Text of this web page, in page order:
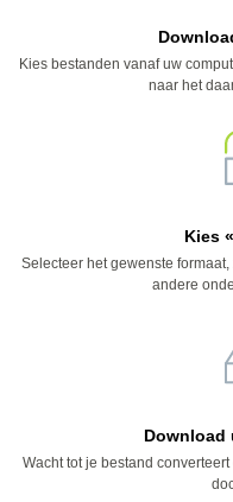
Kies bestanden vanaf uw
naar het
Kies
Selecteer het gewenste
andere
Download
Wacht tot je bestand